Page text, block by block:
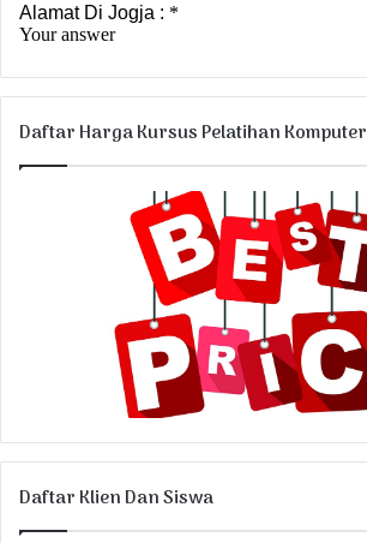
Daftar Harga Kursus Pelatihan Komputer
Daftar Klien Dan Siswa